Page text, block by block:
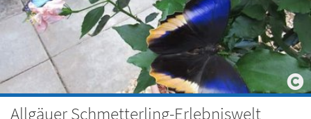
Allgäuer Schmetterling-Erlebniswelt